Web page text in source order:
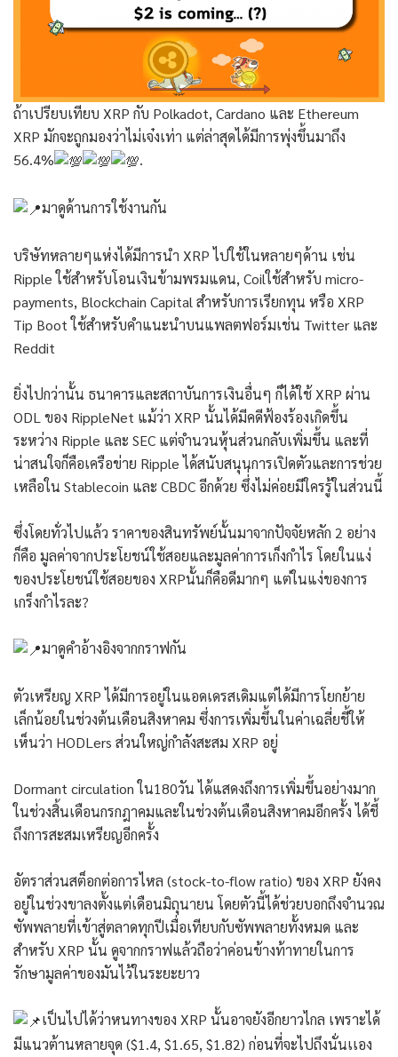
ถ้าเปรียบเทียบ XRP กับ Polkadot, Cardano และ Ethereum
XRP มักจะถูกมองว่าไม่เจ๋งเท่า แต่ล่าสุดได้มีการพุ่งขึ้นมาถึง
56.4%
.
มาดูด้านการใช้งานกัน
บริษัทหลายๆแห่งได้มีการนำ XRP ไปใช้ในหลายๆด้าน เช่น
Ripple ใช้สำหรับโอนเงินข้ามพรมแดน, Coilใช้สำหรับ micro-
payments, Blockchain Capital สำหรับการเรียกทุน หรือ XRP
Tip Boot ใช้สำหรับคำแนะนำบนแพลตฟอร์มเช่น Twitter และ
Reddit
ยิ่งไปกว่านั้น ธนาคารและสถาบันการเงินอื่นๆ ก็ได้ใช้ XRP ผ่าน
ODL ของ RippleNet แม้ว่า XRP นั้นได้มีคดีฟ้องร้องเกิดขึ้น
ระหว่าง Ripple และ SEC แต่จำนวนหุ้นส่วนกลับเพิ่มขึ้น และที่
น่าสนใจก็คือเครือข่าย Ripple ได้สนับสนุนการเปิดตัวและการช่วย
เหลือใน Stablecoin และ CBDC อีกด้วย ซึ่่งไม่ค่อยมีใครรู้ในส่วนนี้
ซึ่งโดยทั่วไปแล้ว ราคาของสินทรัพย์นั้นมาจากปัจจัยหลัก 2 อย่าง
ก็คือ มูลค่าจากประโยชน์ใช้สอยและมูลค่าการเก็งกำไร โดยในแง่
ของประโยชน์ใช้สอยของ XRPนั้นก็คือดีมากๆ แต่ในแง่ของการ
เกร็งกำไรละ?
มาดูคำอ้างอิงจากกราฟกัน
ตัวเหรียญ XRP ได้มีการอยู่ในแอดเดรสเดิมแต่ได้มีการโยกย้าย
เล็กน้อยในช่วงต้นเดือนสิงหาคม ซึ่งการเพิ่มขึ้นในค่าเฉลี่ยชี้ให้
เห็นว่า HODLers ส่วนใหญ่กำลังสะสม XRP อยู่
Dormant circulation ใน180วัน ได้แสดงถึงการเพิ่มขึ้นอย่างมาก
ในช่วงสิ้นเดือนกรกฎาคมและในช่วงต้นเดือนสิงหาคมอีกครั้ง ได้ชี้
ถึงการสะสมเหรียญอีกครั้ง
อัตราส่วนสต็อกต่อการไหล (stock-to-flow ratio) ของ XRP ยังคง
อยู่ในช่วงขาลงตั้งแต่เดือนมิถุนายน โดยตัวนี้ได้ช่วยบอกถึงจำนวณ
ซัพพลายที่เข้าสู่ตลาดทุกปีเมื่อเทียบกับซัพพลายทั้งหมด และ
สำหรับ XRP นั้น ดูจากกราฟแล้วถือว่าค่อนข้างท้าทายในการ
รักษามูลค่าของมันไว้ในระยะยาว
เป็นไปได้ว่าหนทางของ XRP นั้นอาจยังอีกยาวไกล เพราะได้
มีแนวต้านหลายจุด ($1.4, $1.65, $1.82) ก่อนที่จะไปถึงนั่นเเอง